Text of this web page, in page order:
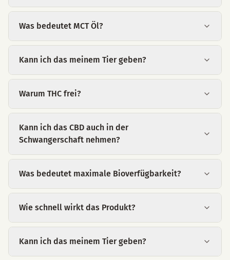
Was bedeutet MCT Öl?
Kann ich das meinem Tier geben?
Warum THC frei?
Kann ich das CBD auch in der
Schwangerschaft nehmen?
Was bedeutet maximale Bioverfügbarkeit?
Wie schnell wirkt das Produkt?
Kann ich das meinem Tier geben?